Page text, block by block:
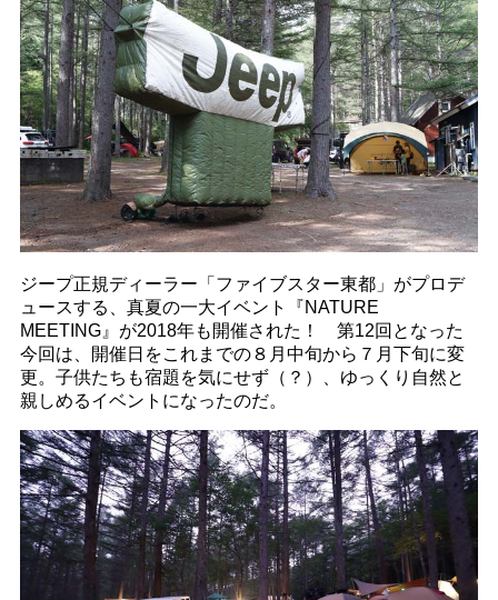
ジープ正規ディーラー「ファイブスター東都」がプロデ
ュースする、真夏の一大イベント『NATURE
MEETING』が2018年も開催された！ 第12回となった
今回は、開催日をこれまでの８月中旬から７月下旬に変
更。子供たちも宿題を気にせず（？）、ゆっくり自然と
親しめるイベントになったのだ。